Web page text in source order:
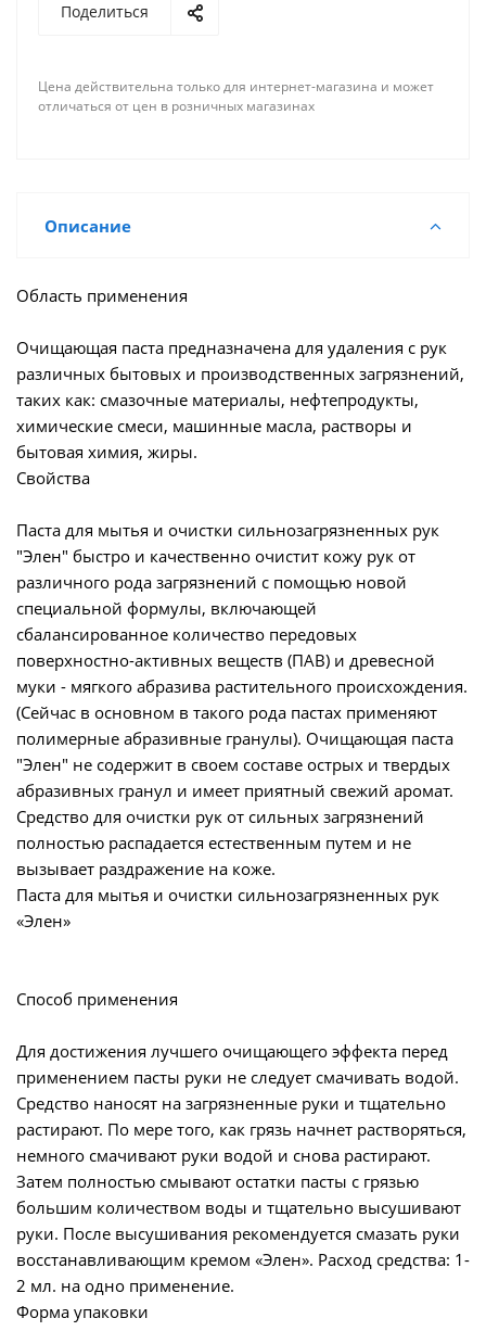
Поделиться
Цена действительна только для интернет-магазина и может
отличаться от цен в розничных магазинах
Описание
Область применения
Очищающая паста предназначена для удаления с рук
различных бытовых и производственных загрязнений,
таких как: смазочные материалы, нефтепродукты,
химические смеси, машинные масла, растворы и
бытовая химия, жиры.
Свойства
Паста для мытья и очистки сильнозагрязненных рук
"Элен" быстро и качественно очистит кожу рук от
различного рода загрязнений с помощью новой
специальной формулы, включающей
сбалансированное количество передовых
поверхностно-активных веществ (ПАВ) и древесной
муки - мягкого абразива растительного происхождения.
(Сейчас в основном в такого рода пастах применяют
полимерные абразивные гранулы). Очищающая паста
"Элен" не содержит в своем составе острых и твердых
абразивных гранул и имеет приятный свежий аромат.
Средство для очистки рук от сильных загрязнений
полностью распадается естественным путем и не
вызывает раздражение на коже.
Паста для мытья и очистки сильнозагрязненных рук
«Элен»
Способ применения
Для достижения лучшего очищающего эффекта перед
применением пасты руки не следует смачивать водой.
Средство наносят на загрязненные руки и тщательно
растирают. По мере того, как грязь начнет растворяться,
немного смачивают руки водой и снова растирают.
Затем полностью смывают остатки пасты с грязью
большим количеством воды и тщательно высушивают
руки. После высушивания рекомендуется смазать руки
восстанавливающим кремом «Элен». Расход средства: 1-
2 мл. на одно применение.
Форма упаковки